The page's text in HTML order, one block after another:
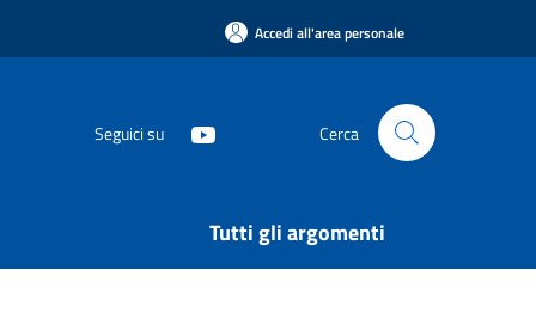
Accedi all'area personale
Seguici su Cerca
Tutti gli argomenti